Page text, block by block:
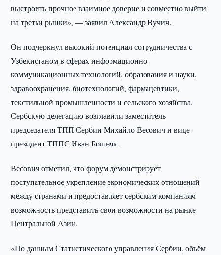
выстроить прочное взаимное доверие и совместно выйти
на третьи рынки», — заявил Александр Вучич.
Он подчеркнул высокий потенциал сотрудничества с
Узбекистаном в сферах информационно-
коммуникационных технологий, образования и науки,
здравоохранения, биотехнологий, фармацевтики,
текстильной промышленности и сельского хозяйства.
Сербскую делегацию возглавили заместитель
председателя ТПП Сербии Михайло Весович и вице-
президент ТППС Иван Бошняк.
Весович отметил, что форум демонстрирует
поступательное укрепление экономических отношений
между странами и предоставляет сербским компаниям
возможность представить свои возможности на рынке
Центральной Азии.
«По данным Статистического управления Сербии, объём